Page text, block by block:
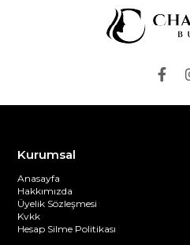
Kurumsal
Anasayfa
Hakkımızda
Üyelik Sözleşmesi
Kvkk
Hesap Silme Politikası